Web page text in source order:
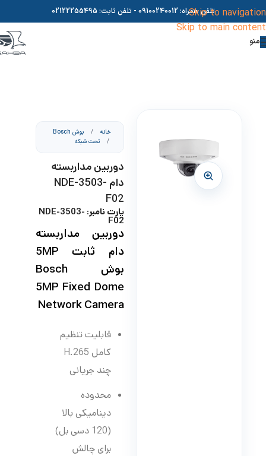
Skip to navigation
Skip to main content
تلفن همراه: 09100240012 - تلفن ثابت: 02122255495
منو
خانه /
بوش Bosch
/
تحت شبکه
دوربین مداربسته
دام NDE-3503-
F02
پارت نامبر: NDE-3503-
F02
دوربین مداربسته
دام ثابت 5MP
بوش Bosch
5MP Fixed Dome
Network Camera
قابلیت تنظیم
کامل H.265
چند جریانی
محدوده
دینامیکی بالا
(120 دسی بل)
برای چالش